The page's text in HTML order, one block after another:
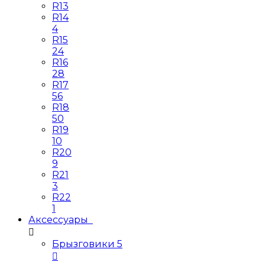
R13
R14
4
R15
24
R16
28
R17
56
R18
50
R19
10
R20
9
R21
3
R22
1
Аксессуары
Брызговики 5